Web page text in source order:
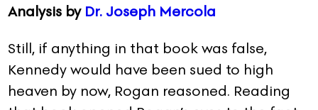
Analysis by Dr. Joseph Mercola
Still, if anything in that book was false,
Kennedy would have been sued to high
heaven by now, Rogan reasoned. Reading